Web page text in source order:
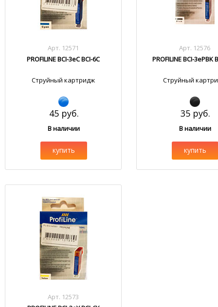
Арт. 12571
PROFILINE BCI-3eC BCI-6C
Струйный картридж
45 руб.
В наличии
купить
Арт. 12576
PROFILINE BCI-3ePBK
Струйный
35 руб.
В наличии
купить
Арт. 12573